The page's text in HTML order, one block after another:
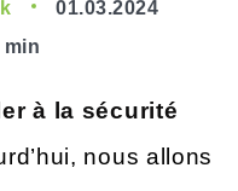
01.03.2024
min
à la sécurité
nous allons